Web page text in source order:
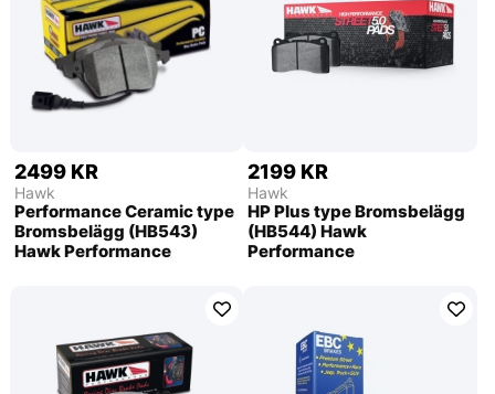
2499 KR
Hawk
Performance Ceramic type
Bromsbelägg (HB543)
Hawk Performance
2199 KR
Hawk
HP Plus type Bromsbelägg
(HB544) Hawk
Performance